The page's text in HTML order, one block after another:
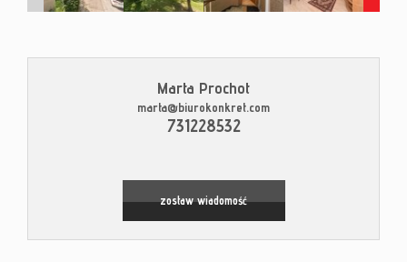
Leaflet © MapTiler
Marta Prochot
marta@biurokonkret.com
731228532
zostaw wiadomość